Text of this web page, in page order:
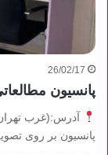
26/02/17
پانسیون
آدرس:(غرب
پانسیون بر روی